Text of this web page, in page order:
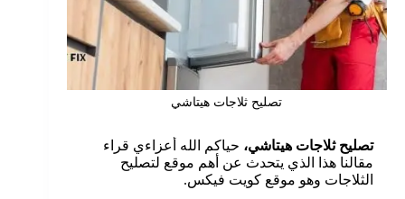
تصليح ثلاجات هيتاشي
تصليح ثلاجات هيتاشي، حياكم الله أعزاءي قراء
مقالنا هذا الذي يتحدث عن أهم موقع لتصليح
الثلاجات وهو موقع كويت فيكس.